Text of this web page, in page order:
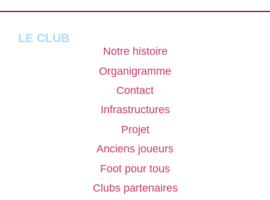
LE CLUB
Notre histoire
Organigramme
Contact
Infrastructures
Projet
Anciens joueurs
Foot pour tous
Clubs partenaires